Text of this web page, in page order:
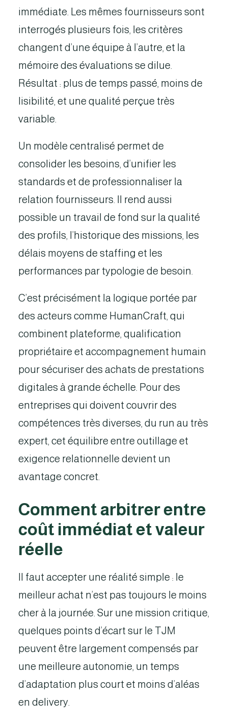
immédiate. Les mêmes fournisseurs sont
interrogés plusieurs fois, les critères
changent d’une équipe à l’autre, et la
mémoire des évaluations se dilue.
Résultat : plus de temps passé, moins de
lisibilité, et une qualité perçue très
variable.
Un modèle centralisé permet de
consolider les besoins, d’unifier les
standards et de professionnaliser la
relation fournisseurs. Il rend aussi
possible un travail de fond sur la qualité
des profils, l’historique des missions, les
délais moyens de staffing et les
performances par typologie de besoin.
C’est précisément la logique portée par
des acteurs comme HumanCraft, qui
combinent plateforme, qualification
propriétaire et accompagnement humain
pour sécuriser des achats de prestations
digitales à grande échelle. Pour des
entreprises qui doivent couvrir des
compétences très diverses, du run au très
expert, cet équilibre entre outillage et
exigence relationnelle devient un
avantage concret.
Comment arbitrer entre
coût immédiat et valeur
réelle
Il faut accepter une réalité simple : le
meilleur achat n’est pas toujours le moins
cher à la journée. Sur une mission critique,
quelques points d’écart sur le TJM
peuvent être largement compensés par
une meilleure autonomie, un temps
d’adaptation plus court et moins d’aléas
en delivery.